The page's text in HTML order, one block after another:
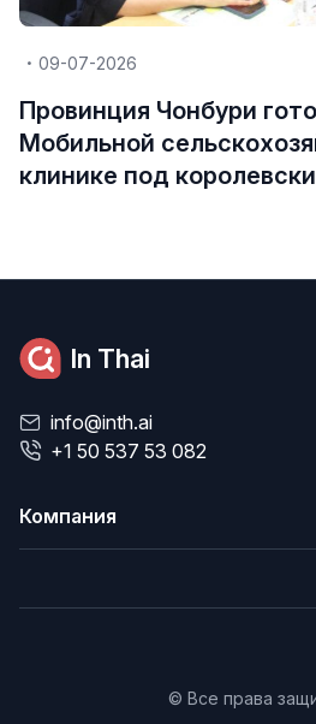
09-07-2026
Провинция Чонбури
Мобильной
клинике под
In Thai
info@inth.ai
+1 50 537 53 082
Компания
© Все права